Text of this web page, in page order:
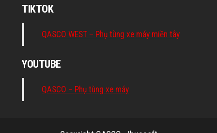
TIKTOK
QASCO WEST – Phụ tùng xe máy miền tây
YOUTUBE
QASCO – Phụ tùng xe máy